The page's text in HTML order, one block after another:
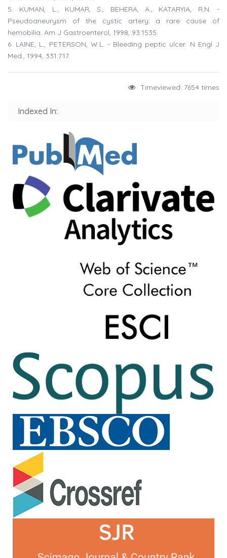
5. KUMAN, L., KUMAR, S., BEHERA, A., KATARYIA, R.N. -
Pseudoaneurysm of the cystic artery: a rare cause of
hemobilia. Am J Gastroenterol, 1998, 93:1535.
6. LAINE, L., PETERSON, W.L. - Bleeding peptic ulcer. N Engl J
Med., 1994, 331:717.
Timeviewed: 7654 times
Indexed In: